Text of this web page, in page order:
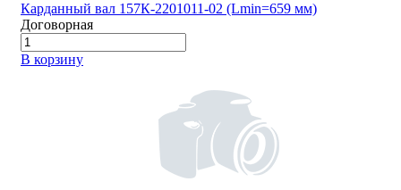
Карданный вал 157К-2201011-02 (Lmin=659 мм)
Договорная
В корзину